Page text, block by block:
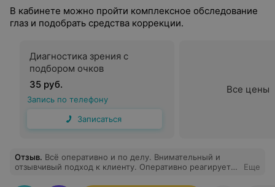
В кабинете можно пройти комплексное обследование
глаз и подобрать средства коррекции.
Диагностика зрения с
подбором очков
35 руб.
Запись по телефону
Записаться
Все цены
Отзыв. Всё оперативно и по делу. Внимательный и
отзывчивый подход к клиенту. Оперативно реагирует
Еще